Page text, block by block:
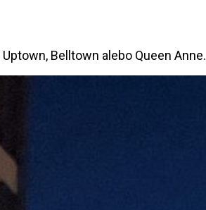
Belltown alebo Queen Anne.